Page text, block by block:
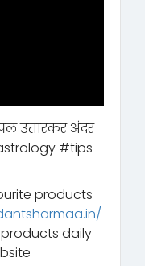
उतारकर अंदर
#tips
products
daily